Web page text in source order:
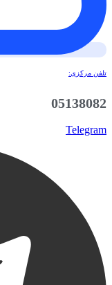
تلفن مرکزی:
05138082
Telegram